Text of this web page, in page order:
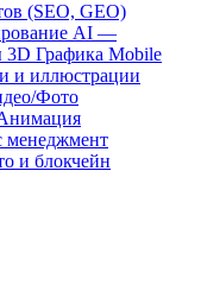
(SEO, GEO)
AI —
3D Графика Mobile
и иллюстрации
Фото
менеджмент
и блокчейн